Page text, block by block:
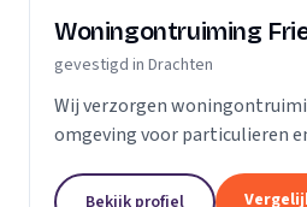
Woningontruiming
gevestigd in Drachten
Wij verzorgen
omgeving voor particulieren